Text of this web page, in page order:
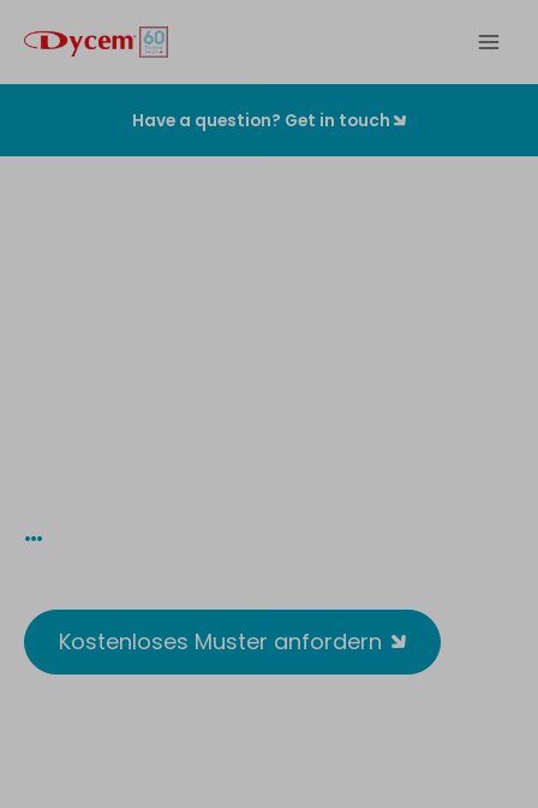
Inhalt
springen
Have a question? Get in touch
…
Kostenloses Muster anfordern